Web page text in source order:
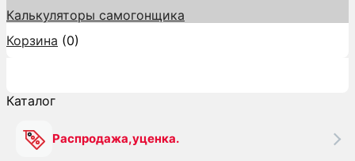
Калькуляторы самогонщика
Корзина (0)
Каталог
Распродажа,уценка.